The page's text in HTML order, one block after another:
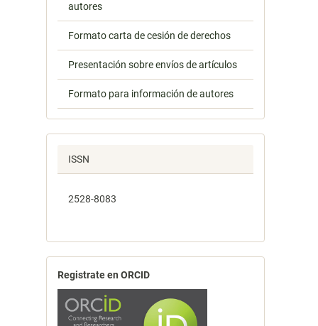
autores
Formato carta de cesión de derechos
Presentación sobre envíos de artículos
Formato para información de autores
ISSN
2528-8083
Registrate en ORCID